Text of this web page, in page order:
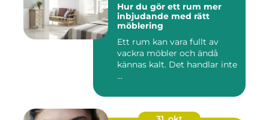
Hur du gör ett rum mer
inbjudande med rätt
möblering
Ett rum kan vara fullt av
vackra möbler och ändå
kännas kalt. Det handlar inte
...